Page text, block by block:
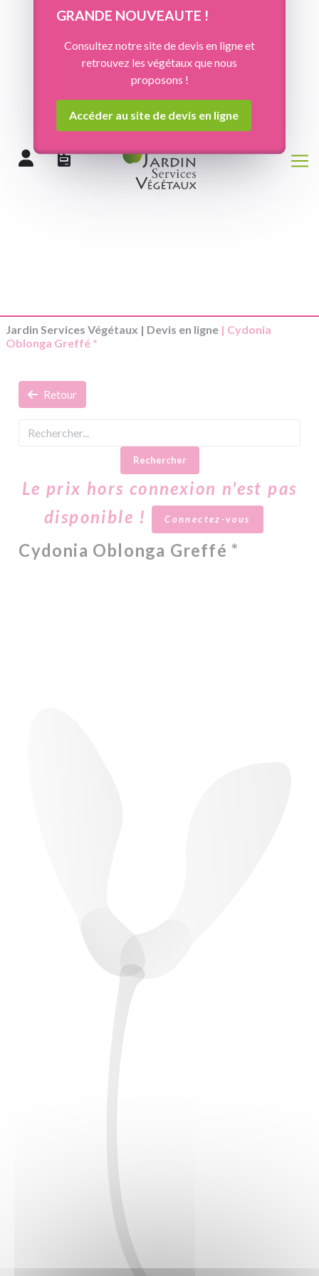
GRANDE NOUVEAUTE !
Consultez notre site de devis en ligne et
retrouvez les végétaux que nous
proposons !
Accéder au site de devis en ligne
Jardin Services Végétaux | Devis en ligne | Cydonia
Oblonga Greffé *
Retour
Rechercher
Le prix hors connexion n'est pas
disponible !
Connectez-vous
Cydonia Oblonga Greffé *
Panneau de gestion des cookies